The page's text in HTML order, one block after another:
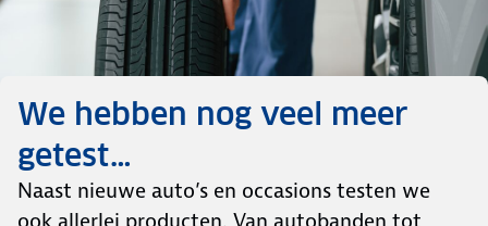
We hebben nog veel meer
getest…
Naast nieuwe auto’s en occasions testen we